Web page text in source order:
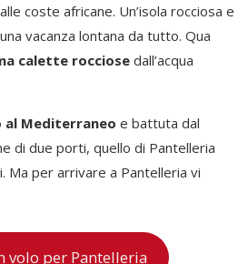
coste africane. Un’isola rocciosa e
vacanza lontana da tutto. Qua
calette rocciose dall’acqua
al Mediterraneo e battuta dal
di due porti, quello di Pantelleria
Ma per arrivare a Pantelleria vi
volo per Pantelleria